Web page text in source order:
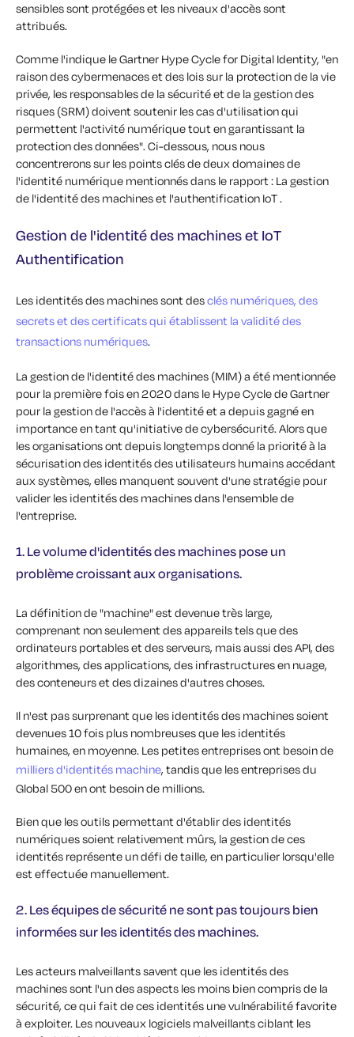
sensibles sont protégées et les niveaux d'accès sont
attribués.
Comme l'indique le Gartner Hype Cycle for Digital Identity, "en
raison des cybermenaces et des lois sur la protection de la vie
privée, les responsables de la sécurité et de la gestion des
risques (SRM) doivent soutenir les cas d'utilisation qui
permettent l'activité numérique tout en garantissant la
protection des données". Ci-dessous, nous nous
concentrerons sur les points clés de deux domaines de
l'identité numérique mentionnés dans le rapport : La gestion
de l'identité des machines et l'authentification IoT .
Gestion de l'identité des machines et IoT
Authentification
Les identités des machines sont desclés numériques, des
secrets et des certificats qui établissent la validité des
transactions numériques.
La gestion de l'identité des machines (MIM) a été mentionnée
pour la première fois en 2020 dans le Hype Cycle de Gartner
pour la gestion de l'accès à l'identité et a depuis gagné en
importance en tant qu'initiative de cybersécurité. Alors que
les organisations ont depuis longtemps donné la priorité à la
sécurisation des identités des utilisateurs humains accédant
aux systèmes, elles manquent souvent d'une stratégie pour
valider les identités des machines dans l'ensemble de
l'entreprise.
1. Le volume d'identités des machines pose un
problème croissant aux organisations.
La définition de "machine" est devenue très large,
comprenant non seulement des appareils tels que des
ordinateurs portables et des serveurs, mais aussi des API, des
algorithmes, des applications, des infrastructures en nuage,
des conteneurs et des dizaines d'autres choses.
Il n'est pas surprenant que les identités des machines soient
devenues 10 fois plus nombreuses que les identités
humaines, en moyenne. Les petites entreprises ont besoin de
milliers d'identités machine, tandis que les entreprises du
Global 500 en ont besoin de millions.
Bien que les outils permettant d'établir des identités
numériques soient relativement mûrs, la gestion de ces
identités représente un défi de taille, en particulier lorsqu'elle
est effectuée manuellement.
2. Les équipes de sécurité ne sont pas toujours bien
informées sur les identités des machines.
Les acteurs malveillants savent que les identités des
machines sont l'un des aspects les moins bien compris de la
sécurité, ce qui fait de ces identités une vulnérabilité favorite
à exploiter. Les nouveaux logiciels malveillants ciblant les